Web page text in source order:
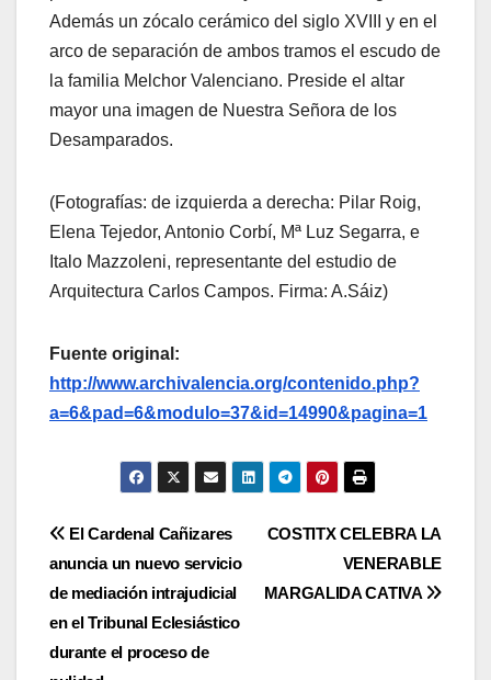
Además un zócalo cerámico del siglo XVIII y en el
arco de separación de ambos tramos el escudo de
la familia Melchor Valenciano. Preside el altar
mayor una imagen de Nuestra Señora de los
Desamparados.
(Fotografías: de izquierda a derecha: Pilar Roig,
Elena Tejedor, Antonio Corbí, Mª Luz Segarra, e
Italo Mazzoleni, representante del estudio de
Arquitectura Carlos Campos. Firma: A.Sáiz)
Fuente original:
http://www.archivalencia.org/contenido.php?
a=6&pad=6&modulo=37&id=14990&pagina=1
Navegación
de
entradas
COSTITX CELEBRA LA
VENERABLE
MARGALIDA CATIVA
El Cardenal Cañizares
anuncia un nuevo servicio
de mediación intrajudicial
en el Tribunal Eclesiástico
durante el proceso de